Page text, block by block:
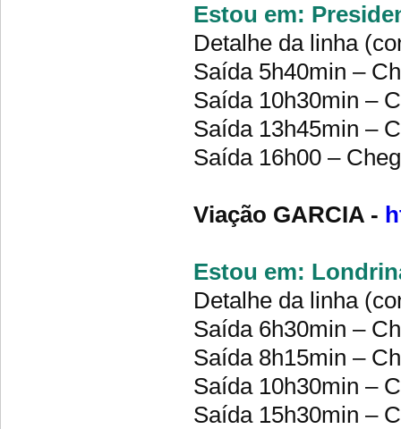
Estou em:
Detalhe da linha
Saída 5h40min –
Saída 10h30min –
Saída 13h45min –
Saída 16h00 –
Viação GARCIA -
Estou em:
Detalhe da linha
Saída 6h30min –
Saída 8h15min –
Saída 10h30min –
Saída 15h30min –